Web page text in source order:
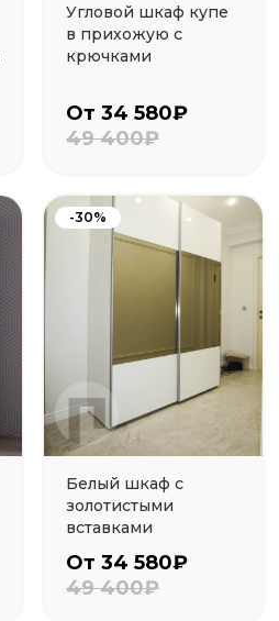
Угловой шкаф купе
в прихожую с
крючками
От 34 580₽
49 400₽
-30%
Белый шкаф с
золотистыми
вставками
От 34 580₽
49 400₽